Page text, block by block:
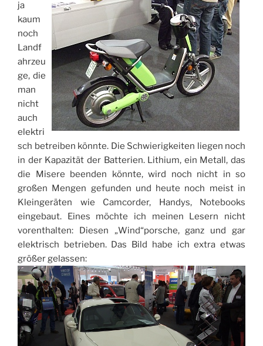
ja
kaum
noch
Landf
ahrzeu
ge, die
man
nicht
auch
elektri
sch betreiben könnte. Die Schwierigkeiten liegen noch
in der Kapazität der Batterien. Lithium, ein Metall, das
die Misere beenden könnte, wird noch nicht in so
großen Mengen gefunden und heute noch meist in
Kleingeräten wie Camcorder, Handys, Notebooks
eingebaut. Eines möchte ich meinen Lesern nicht
vorenthalten: Diesen „Wind“porsche, ganz und gar
elektrisch betrieben. Das Bild habe ich extra etwas
größer gelassen: